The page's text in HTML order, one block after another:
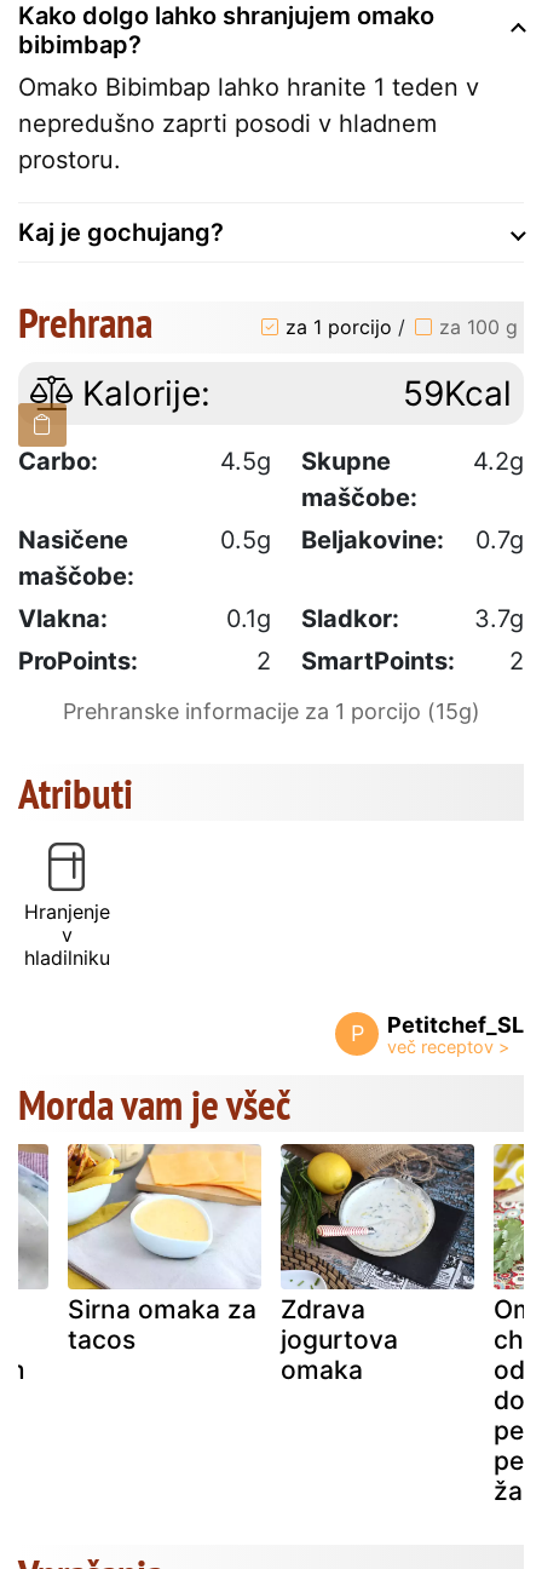
Kako dolgo lahko shranjujem omako
bibimbap?
Omako Bibimbap lahko hranite 1 teden v
nepredušno zaprti posodi v hladnem
prostoru.
Kaj je gochujang?
Prehrana za 1 porcijo / za 100 g
Kalorije: 59Kcal
Carbo: 4.5g
Skupne
maščobe:
4.2g
Nasičene
maščobe:
0.5g Beljakovine: 0.7g
Vlakna: 0.1g Sladkor:
3.7g
ProPoints:
2 SmartPoints: 2
Prehranske informacije za 1 porcijo (15g)
Atributi
Hranjenje
v
hladilniku
P Petitchef_SL
Morda vam je všeč
Sirna omaka za
tacos
Zdrava
jogurtova
omaka